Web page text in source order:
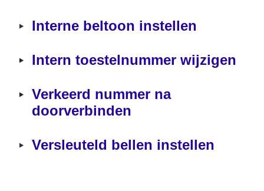
‣ Interne beltoon instellen
‣ Intern toestelnummer wijzigen
‣ Verkeerd nummer na
doorverbinden
‣ Versleuteld bellen instellen